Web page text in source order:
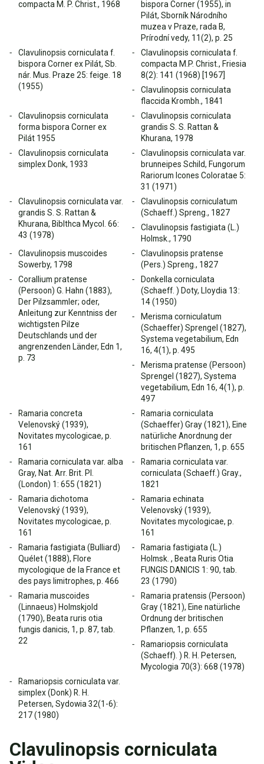
compacta M. P. Christ., 1968
bispora Corner (1955), in
Pilát, Sborník Národního
muzea v Praze, rada B,
Prírodní vedy, 11(2), p. 25
Clavulinopsis corniculata f.
bispora Corner ex Pilát, Sb.
nár. Mus. Praze 25: feige. 18
(1955)
Clavulinopsis corniculata f.
compacta M.P. Christ., Friesia
8(2): 141 (1968) [1967]
Clavulinopsis corniculata
flaccida Krombh., 1841
Clavulinopsis corniculata
forma bispora Corner ex
Pilát 1955
Clavulinopsis corniculata
grandis S. S. Rattan &
Khurana, 1978
Clavulinopsis corniculata
simplex Donk, 1933
Clavulinopsis corniculata var.
brunneipes Schild, Fungorum
Rariorum Icones Coloratae 5:
31 (1971)
Clavulinopsis corniculata var.
grandis S. S. Rattan &
Khurana, Biblthca Mycol. 66:
43 (1978)
Clavulinopsis corniculatum
(Schaeff.) Spreng., 1827
Clavulinopsis fastigiata (L.)
Holmsk., 1790
Clavulinopsis muscoides
Sowerby, 1798
Clavulinopsis pratense
(Pers.) Spreng., 1827
Corallium pratense
(Persoon) G. Hahn (1883),
Der Pilzsammler; oder,
Anleitung zur Kenntniss der
wichtigsten Pilze
Deutschlands und der
angrenzenden Länder, Edn 1,
p. 73
Donkella corniculata
(Schaeff. ) Doty, Lloydia 13:
14 (1950)
Merisma corniculatum
(Schaeffer) Sprengel (1827),
Systema vegetabilium, Edn
16, 4(1), p. 495
Merisma pratense (Persoon)
Sprengel (1827), Systema
vegetabilium, Edn 16, 4(1), p.
497
Ramaria concreta
Velenovský (1939),
Novitates mycologicae, p.
161
Ramaria corniculata
(Schaeffer) Gray (1821), Eine
natürliche Anordnung der
britischen Pflanzen, 1, p. 655
Ramaria corniculata var. alba
Gray, Nat. Arr. Brit. Pl.
(London) 1: 655 (1821)
Ramaria corniculata var.
corniculata (Schaeff.) Gray.,
1821
Ramaria dichotoma
Velenovský (1939),
Novitates mycologicae, p.
161
Ramaria echinata
Velenovský (1939),
Novitates mycologicae, p.
161
Ramaria fastigiata (Bulliard)
Quélet (1888), Flore
mycologique de la France et
des pays limitrophes, p. 466
Ramaria fastigiata (L.)
Holmsk. , Beata Ruris Otia
FUNGIS DANICIS 1: 90, tab.
23 (1790)
Ramaria muscoides
(Linnaeus) Holmskjold
(1790), Beata ruris otia
fungis danicis, 1, p. 87, tab.
22
Ramaria pratensis (Persoon)
Gray (1821), Eine natürliche
Ordnung der britischen
Pflanzen, 1, p. 655
Ramariopsis corniculata
(Schaeff). ) R. H. Petersen,
Mycologia 70(3): 668 (1978)
Ramariopsis corniculata var.
simplex (Donk) R. H.
Petersen, Sydowia 32(1-6):
217 (1980)
Clavulinopsis corniculata